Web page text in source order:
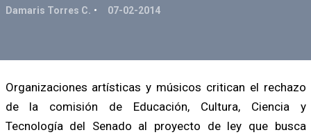
Damaris Torres C. 07-02-2014
Organizaciones artísticas y músicos critican el rechazo
de la comisión de Educación, Cultura, Ciencia y
Tecnología del Senado al proyecto de ley que busca